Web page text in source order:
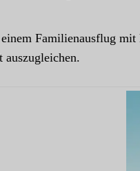
Familienausflug mit